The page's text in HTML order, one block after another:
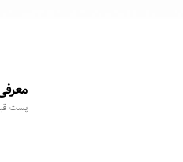
پست